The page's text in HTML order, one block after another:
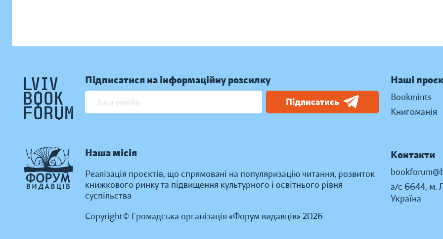
Підписатися на інформаційну розсилку
Підписатись
Наша місія
Реалізація проєктів, що спрямовані на популяризацію читання, розвиток
книжкового ринку та підвищення культурного і освітнього рівня
суспільства
Copyright© Громадська організація «Форум видавців» 2026
Наші
Bookmints
Книгоманія
Контакти
а/с 6644, м.
Україна